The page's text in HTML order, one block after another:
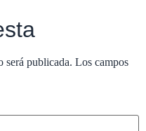
será publicada. Los campos